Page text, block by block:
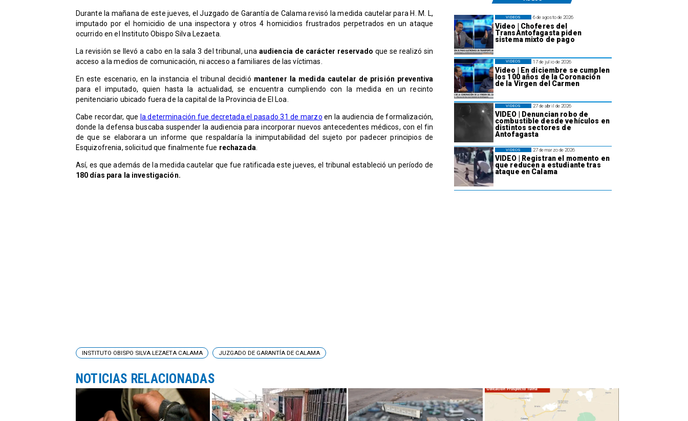
Durante la mañana de este jueves, el Juzgado de Garantía de Calama revisó la medida cautelar para H. M. L,
imputado por el homicidio de una inspectora y otros 4 homicidios frustrados perpetrados en un ataque
ocurrido en el Instituto Obispo Silva Lezaeta.
La revisión se llevó a cabo en la sala 3 del tribunal, una audiencia de carácter reservado que se realizó sin
acceso a la medios de comunicación, ni acceso a familiares de las víctimas.
En este escenario, en la instancia el tribunal decidió mantener la medida cautelar de prisión preventiva
para el imputado, quien hasta la actualidad, se encuentra cumpliendo con la medida en un recinto
penitenciario ubicado fuera de la capital de la Provincia de El Loa.
Cabe recordar, que la determinación fue decretada el pasado 31 de marzo en la audiencia de formalización,
donde la defensa buscaba suspender la audiencia para incorporar nuevos antecedentes médicos, con el fin
de que se elaborara un informe que respaldaría la inimputabilidad del sujeto por padecer principios de
Esquizofrenia, solicitud que finalmente fue rechazada
Así, es que además de la medida cautelar que fue ratificada este jueves, el tribunal estableció un período de
180 días para la investigación.
6 de agosto de 2026
Video | Choferes del
TransAntofagasta piden
sistema mixto de pago
VIDEOS
17 de julio de 2026
Video | En diciembre se cumplen
los 100 años de la Coronación
de la Virgen del Carmen
VIDEOS
27 de abril de 2026
VIDEO | Denuncian robo de
combustible desde vehículos en
distintos sectores de
Antofagasta
VIDEOS
27 de marzo de 2026
VIDEO | Registran el momento en
que reducen a estudiante tras
ataque en Calama
VIDEOS
INSTITUTO OBISPO SILVA LEZAETA CALAMA JUZGADO DE GARANTÍA DE CALAMA
NOTICIAS RELACIONADAS